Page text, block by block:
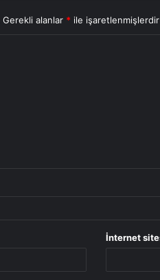
Gerekli alanlar * ile işaretlenmişlerdir
İnternet